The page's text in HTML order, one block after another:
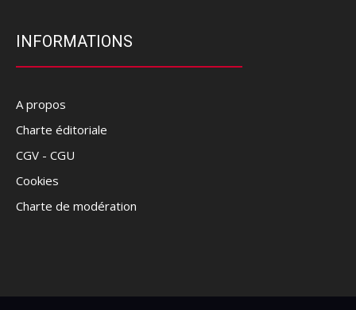
INFORMATIONS
A propos
Charte éditoriale
CGV - CGU
Cookies
Charte de modération